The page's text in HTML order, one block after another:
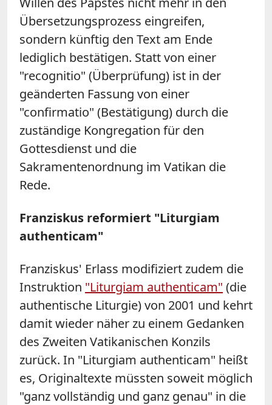
Übersetzungsprozess eingreifen,
sondern künftig den Text am Ende
lediglich bestätigen. Statt von einer
"recognitio" (Überprüfung) ist in der
geänderten Fassung von einer
"confirmatio" (Bestätigung) durch die
zuständige Kongregation für den
Gottesdienst und die
Sakramentenordnung im Vatikan die
Rede.
Franziskus reformiert "Liturgiam
authenticam"
Franziskus' Erlass modifiziert zudem die
Instruktion "Liturgiam authenticam" (die
authentische Liturgie) von 2001 und kehrt
damit wieder näher zu einem Gedanken
des Zweiten Vatikanischen Konzils
zurück. In "Liturgiam authenticam" heißt
es, Originaltexte müssten soweit möglich
"ganz vollständig und ganz genau" in die